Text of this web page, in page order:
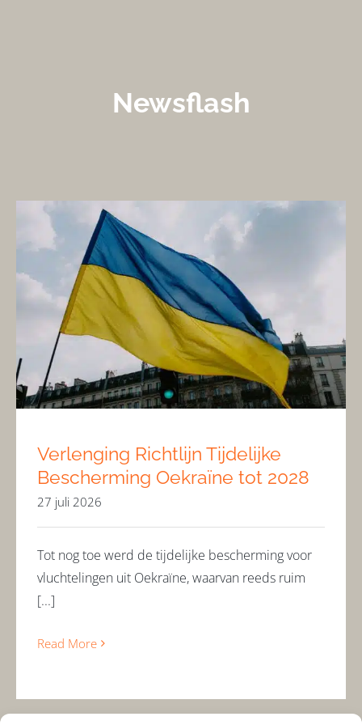
Newsflash
Verlenging Richtlijn Tijdelijke
Bescherming Oekraïne tot 2028
Verlenging Richtlijn Tijdelijke
Bescherming Oekraïne tot 2028
27 juli 2026
Tot nog toe werd de tijdelijke bescherming voor
vluchtelingen uit Oekraïne, waarvan reeds ruim
[...]
Read More